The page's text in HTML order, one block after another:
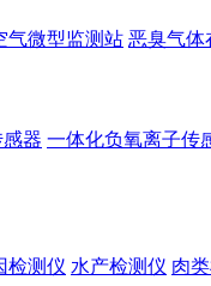
气微型监测站 恶臭气体
器 一体化负氧离子传
检测仪 水产检测仪 肉